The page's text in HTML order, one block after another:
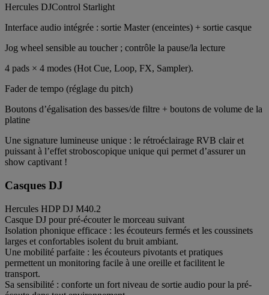
Hercules DJControl Starlight
Interface audio intégrée : sortie Master (enceintes) + sortie casque
Jog wheel sensible au toucher ; contrôle la pause/la lecture
4 pads × 4 modes (Hot Cue, Loop, FX, Sampler).
Fader de tempo (réglage du pitch)
Boutons d’égalisation des basses/de filtre + boutons de volume de la
platine
Une signature lumineuse unique : le rétroéclairage RVB clair et
puissant à l’effet stroboscopique unique qui permet d’assurer un
show captivant !
Casques DJ
Hercules HDP DJ M40.2
Casque DJ pour pré-écouter le morceau suivant
Isolation phonique efficace : les écouteurs fermés et les coussinets
larges et confortables isolent du bruit ambiant.
Une mobilité parfaite : les écouteurs pivotants et pratiques
permettent un monitoring facile à une oreille et facilitent le
transport.
Sa sensibilité : conforte un fort niveau de sortie audio pour la pré-